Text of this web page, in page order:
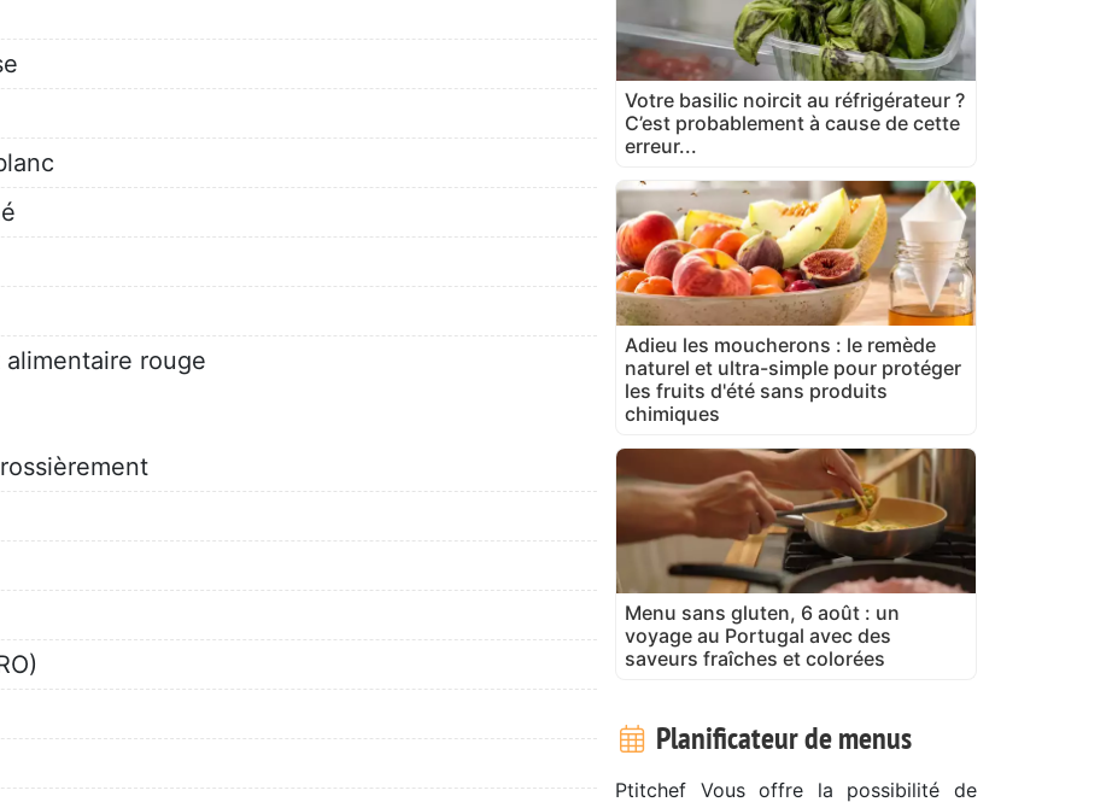
rouge
Votre basilic noircit au réfrigérateur ?
C’est probablement à cause de cette
erreur...
Adieu les moucherons : le remède
naturel et ultra-simple pour protéger
les fruits d'été sans produits
chimiques
Menu sans gluten, 6 août : un
voyage au Portugal avec des
saveurs fraîches et colorées
Planificateur de menus
Ptitchef Vous offre la possibilité de